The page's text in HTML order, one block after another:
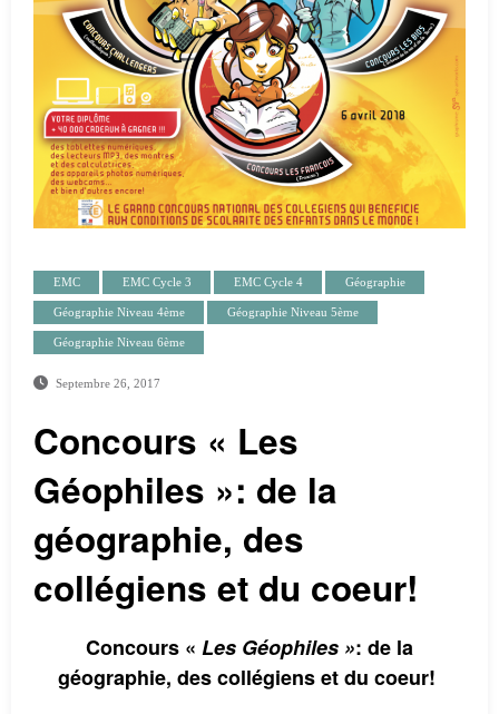
EMC EMC Cycle 3 EMC Cycle 4 Géographie
Géographie Niveau 4ème Géographie Niveau 5ème
Géographie Niveau 6ème
Septembre 26, 2017
Concours « Les
Géophiles »: de la
géographie, des
collégiens et du coeur!
Concours « Les Géophiles »: de la
géographie, des collégiens et du coeur!